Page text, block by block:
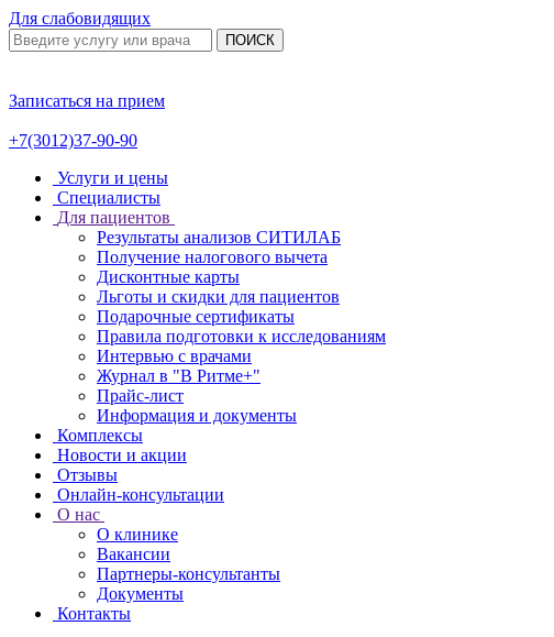
Для слабовидящих
ПОИСК
Записаться на прием
+7(3012)37-90-90
Услуги и цены
Специалисты
Для пациентов
Результаты анализов СИТИЛАБ
Получение налогового вычета
Дисконтные карты
Льготы и скидки для пациентов
Подарочные сертификаты
Правила подготовки к исследованиям
Интервью с врачами
Журнал в "В Ритме+"
Прайс-лист
Информация и документы
Комплексы
Новости и акции
Отзывы
Онлайн-консультации
О нас
О клинике
Вакансии
Партнеры-консультанты
Документы
Контакты